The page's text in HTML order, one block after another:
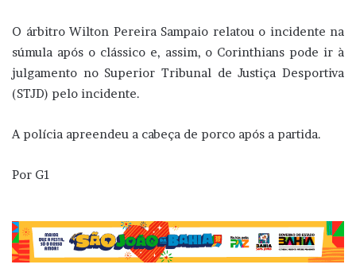
O árbitro Wilton Pereira Sampaio relatou o incidente na
súmula após o clássico e, assim, o Corinthians pode ir à
julgamento no Superior Tribunal de Justiça Desportiva
(STJD) pelo incidente.
A polícia apreendeu a cabeça de porco após a partida.
Por G1